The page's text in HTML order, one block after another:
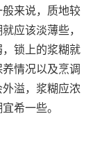
来说，质地较
应该淡薄些，
锁上的浆糊就
情况以及烹调
溢，浆糊应浓
希一些。